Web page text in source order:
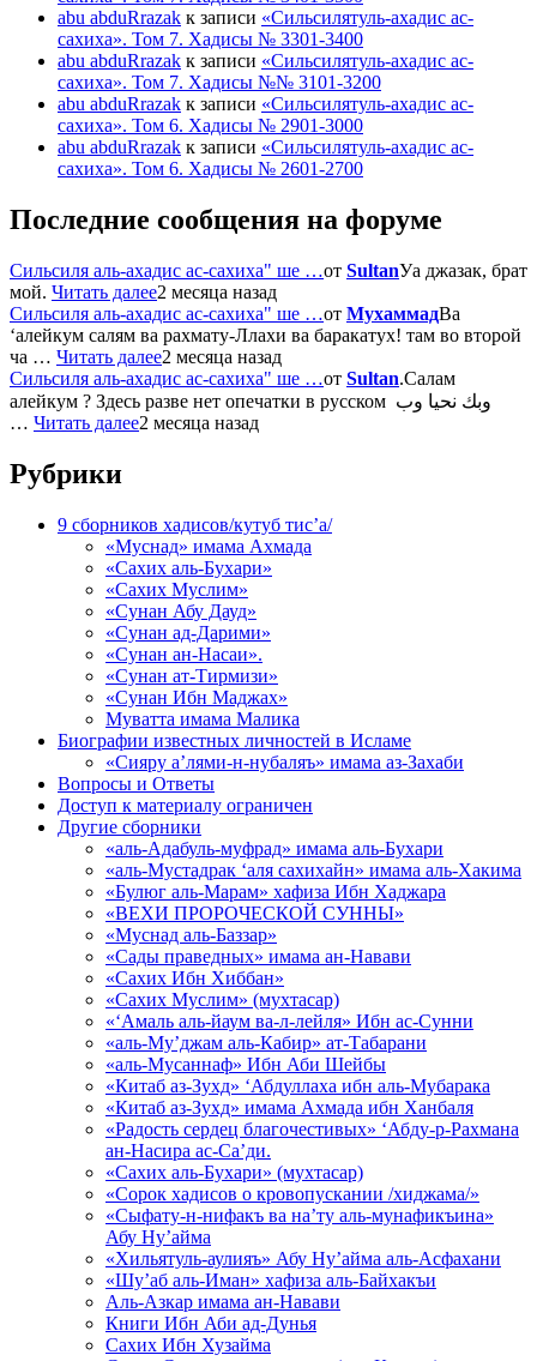
abu abduRrazak к записи «Сильсилятуль-ахадис ас-
сахиха». Том 7. Хадисы № 3301-3400
abu abduRrazak к записи «Сильсилятуль-ахадис ас-
сахиха». Том 7. Хадисы №№ 3101-3200
abu abduRrazak к записи «Сильсилятуль-ахадис ас-
сахиха». Том 6. Хадисы № 2901-3000
abu abduRrazak к записи «Сильсилятуль-ахадис ас-
сахиха». Том 6. Хадисы № 2601-2700
Последние сообщения на форуме
Сильсиля аль-ахадис ас-сахиха" ше …от SultanУа джазак, брат
мой. Читать далее2 месяца назад
Сильсиля аль-ахадис ас-сахиха" ше …от МухаммадВа
‘алейкум салям ва рахмату-Ллахи ва баракатух! там во второй
ча … Читать далее2 месяца назад
Сильсиля аль-ахадис ас-сахиха" ше …от Sultan.Салам
алейкум ? Здесь разве нет опечатки в русском وبك نحيا وب
… Читать далее2 месяца назад
Рубрики
9 сборников хадисов/кутуб тис’а/
«Муснад» имама Ахмада
«Сахих аль-Бухари»
«Сахих Муслим»
«Сунан Абу Дауд»
«Сунан ад-Дарими»
«Сунан ан-Насаи».
«Сунан ат-Тирмизи»
«Сунан Ибн Маджах»
Муватта имама Малика
Биографии известных личностей в Исламе
«Сияру а’лями-н-нубаляъ» имама аз-Захаби
Вопросы и Ответы
Доступ к материалу ограничен
Другие сборники
«аль-Адабуль-муфрад» имама аль-Бухари
«аль-Мустадрак ‘аля сахихайн» имама аль-Хакима
«Булюг аль-Марам» хафиза Ибн Хаджара
«ВЕХИ ПРОРОЧЕСКОЙ СУННЫ»
«Муснад аль-Баззар»
«Сады праведных» имама ан-Навави
«Сахих Ибн Хиббан»
«Сахих Муслим» (мухтасар)
«‘Амаль аль-йаум ва-л-лейля» Ибн ас-Сунни
«аль-Му’джам аль-Кабир» ат-Табарани
«аль-Мусаннаф» Ибн Аби Шейбы
«Китаб аз-Зухд» ‘Абдуллаха ибн аль-Мубарака
«Китаб аз-Зухд» имама Ахмада ибн Ханбаля
«Радость сердец благочестивых» ‘Абду-р-Рахмана
ан-Насира ас-Са’ди.
«Сахих аль-Бухари» (мухтасар)
«Сорок хадисов о кровопускании /хиджама/»
«Сыфату-н-нифакъ ва на’ту аль-мунафикъина»
Абу Ну’айма
«Хильятуль-аулияъ» Абу Ну’айма аль-Асфахани
«Шу’аб аль-Иман» хафиза аль-Байхакъи
Аль-Азкар имама ан-Навави
Книги Ибн Аби ад-Дунья
Сахих Ибн Хузайма